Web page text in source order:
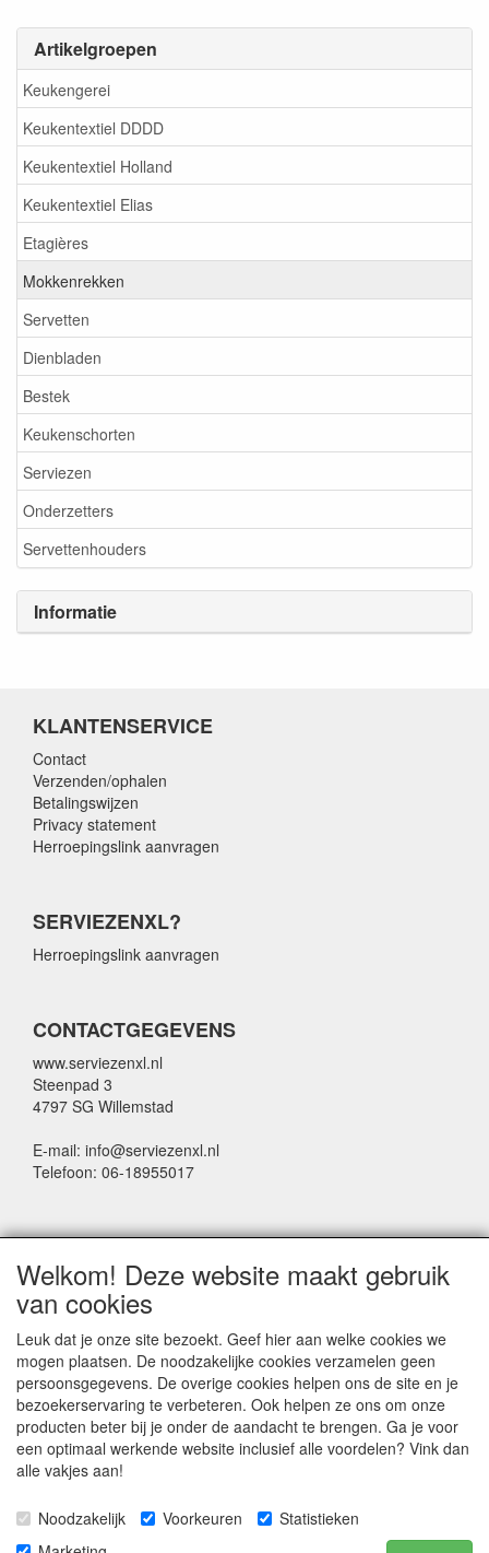
Artikelgroepen
Keukengerei
Keukentextiel DDDD
Keukentextiel Holland
Keukentextiel Elias
Etagières
Mokkenrekken
Servetten
Dienbladen
Bestek
Keukenschorten
Serviezen
Onderzetters
Servettenhouders
Informatie
KLANTENSERVICE
Contact
Verzenden/ophalen
Betalingswijzen
Privacy statement
Herroepingslink aanvragen
SERVIEZENXL?
Herroepingslink aanvragen
CONTACTGEGEVENS
www.serviezenxl.nl
Steenpad 3
4797 SG Willemstad
E-mail: info@serviezenxl.nl
Telefoon: 06-18955017
Voornaam
Achternaam
E-mail
Welkom! Deze website maakt gebruik
van cookies
Leuk dat je onze site bezoekt. Geef hier aan welke cookies we
mogen plaatsen. De noodzakelijke cookies verzamelen geen
persoonsgegevens. De overige cookies helpen ons de site en je
bezoekerservaring te verbeteren. Ook helpen ze ons om onze
producten beter bij je onder de aandacht te brengen. Ga je voor
een optimaal werkende website inclusief alle voordelen? Vink dan
alle vakjes aan!
Noodzakelijk Voorkeuren
Statistieken